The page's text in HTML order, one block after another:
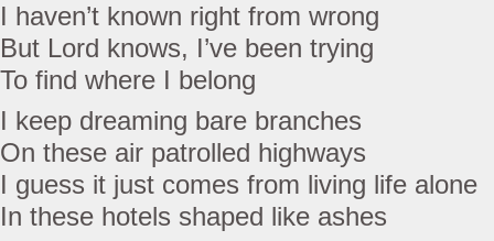
I haven’t known right from wrong
But Lord knows, I’ve been trying
To find where I belong
I keep dreaming bare branches
On these air patrolled highways
I guess it just comes from living life alone
In these hotels shaped like ashes